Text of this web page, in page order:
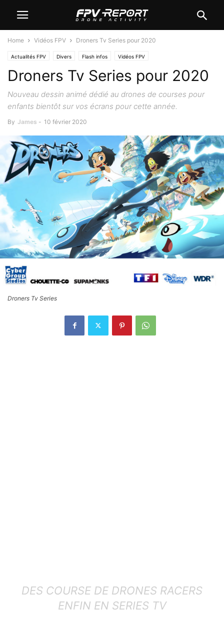
Home Vidéos FPV Droners Tv Series pour 2020
Actualités FPV Divers Flash infos Vidéos FPV
Droners Tv Series pour 2020
Nouveau dessin animé dédié au drones de courses pour
enfants bientôt sur vos écrans pour cette année.
By James - 10 février 2020
Droners Tv Series
DES COURSE DE DRONES RACERS
ENFIN EN SERIES TV